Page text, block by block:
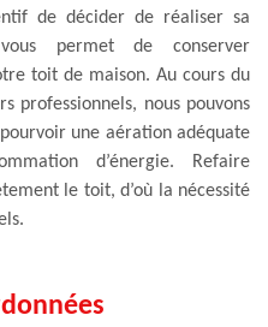
de décider de réaliser sa
permet de conserver
toit de maison. Au cours du
professionnels, nous pouvons
une aération adéquate
d’énergie. Refaire
le toit, d’où la nécessité